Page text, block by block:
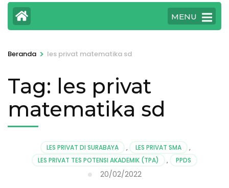
MENU
Beranda > les privat matematika sd
Tag: les privat
matematika sd
LES PRIVAT DI SURABAYA , LES PRIVAT SMA
,
LES PRIVAT TES POTENSI AKADEMIK (TPA)
, PPDS
20/02/2022